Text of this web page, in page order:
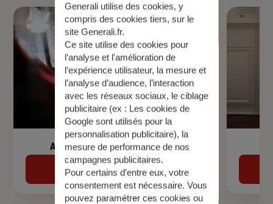
Assurance de prêt immobilier
Découvrir
Generali utilise des cookies, y
compris des cookies tiers, sur le
site Generali.fr.
Ce site utilise des cookies pour
l’analyse et l'amélioration de
l’expérience utilisateur, la mesure et
l’analyse d’audience, l’interaction
avec les réseaux sociaux, le ciblage
publicitaire (ex : Les cookies de
Google sont utilisés pour la
personnalisation publicitaire), la
mesure de performance de nos
campagnes publicitaires.
Pour certains d’entre eux, votre
consentement est nécessaire. Vous
pouvez paramétrer ces cookies ou